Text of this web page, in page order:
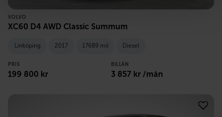
VOLVO
XC60 D4 AWD Classic Summum
Linköping 2017 17689 mil Diesel
PRIS
199 800 kr
BILLÅN
3 857 kr /mån